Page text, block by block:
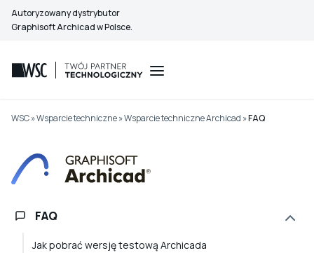
Przejdź
do
Autoryzowany dystrybutor
Graphisoft Archicad w Polsce.
WSC»Wsparcie techniczne»Wsparcie techniczne Archicad »FAQ
FAQ
Jak pobrać wersję testową Archicada